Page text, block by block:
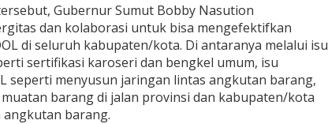
Gubernur Sumut Bobby Nasution
dan kolaborasi untuk bisa mengefektifkan
di seluruh kabupaten/kota. Di antaranya melalui isu
sertifikasi karoseri dan bengkel umum, isu
seperti menyusun jaringan lintas angkutan barang,
barang di jalan provinsi dan kabupaten/kota
barang.